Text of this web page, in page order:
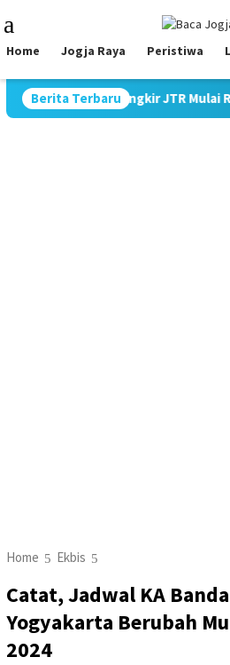
to
content
Menu
Home Jogja Raya Peristiwa
Berita Terbaru
Promo Ongkir JTR Mulai Rp2.000/
Home Ekbis
Catat, Jadwal KA
Yogyakarta Berubah
2024